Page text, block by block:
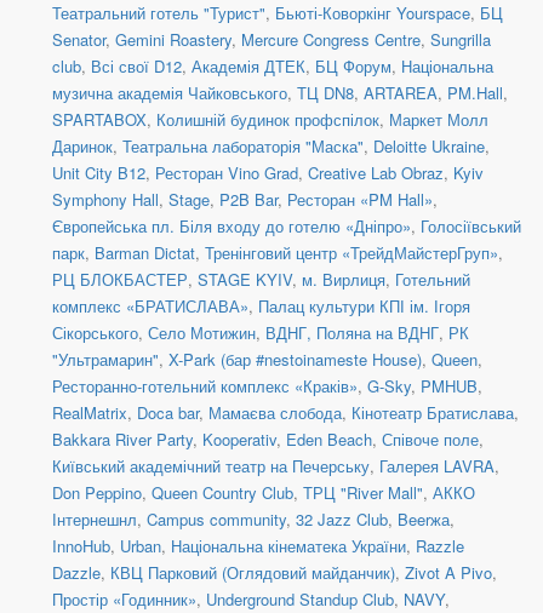
Театральний готель "Турист", Бьюті-Коворкінг Yourspace, БЦ
Senator, Gemini Roastery, Mercure Congress Centre, Sungrilla
club, Всі свої D12, Академія ДТЕК, БЦ Форум, Національна
музична академія Чайковського, ТЦ DN8, ARTAREA, PM.Hall,
SPARTABOX, Колишній будинок профспілок, Маркет Молл
Даринок, Театральна лабораторія "Маска", Deloitte Ukraine,
Unit City B12, Ресторан Vino Grad, Creative Lab Obraz, Kyiv
Symphony Hall, Stage, P2B Bar, Ресторан «PM Hall»,
Європейська пл. Біля входу до готелю «Дніпро», Голосіївський
парк, Barman Dictat, Тренінговий центр «ТрейдМайстерГруп»,
РЦ БЛОКБАСТЕР, STAGE KYIV, м. Вирлиця, Готельний
комплекс «БРАТИСЛАВА», Палац культури КПІ ім. Ігоря
Сікорського, Село Мотижин, ВДНГ, Поляна на ВДНГ, РК
"Ультрамарин", X-Park (бар #nestoinameste House), Queen,
Ресторанно-готельний комплекс «Краків», G-Sky, PMHUB,
RealMatrix, Doca bar, Мамаєва слобода, Кінотеатр Братислава,
Bakkara River Party, Kooperativ, Eden Beach, Співоче поле,
Київський академічний театр на Печерську, Галерея LAVRA,
Don Peppino, Queen Country Club, ТРЦ "River Mall", АККО
Інтернешнл, Campus community, 32 Jazz Club, Beerжа,
InnoHub, Urban, Національна кінематека України, Razzle
Dazzle, КВЦ Парковий (Оглядовий майданчик), Zivot A Pivo,
Простір «Годинник», Underground Standup Club, NAVY,